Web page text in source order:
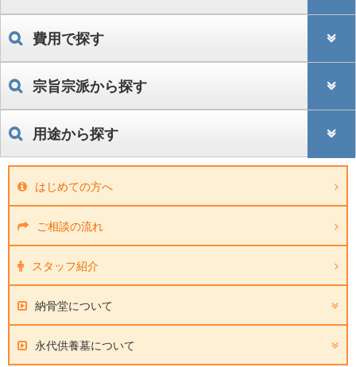
費用で探す
宗旨宗派から探す
用途から探す
はじめての方へ
ご相談の流れ
スタッフ紹介
納骨堂について
永代供養墓について